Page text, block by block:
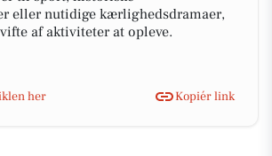
eller nutidige kærlighedsdramaer,
af aktiviteter at opleve.
her
Kopiér link